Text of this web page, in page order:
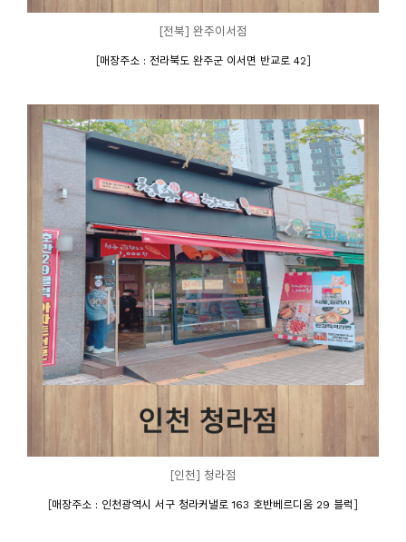
[전북] 완주이서점
[매장주소 : 전라북도 완주군 이서면 반교로 42]
[인천] 청라점
[매장주소 : 인천광역시 서구 청라커낼로 163 호반베르디움 29 블럭 ]